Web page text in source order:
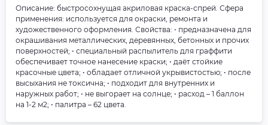
Описание: быстросохнущая акриловая краска-спрей. Сфера
применения: используется для окраски, ремонта и
художественного оформления. Свойства: • предназначена для
окрашивания металлических, деревянных, бетонных и прочих
поверхностей; • специальный распылитель для граффити
обеспечивает точное нанесение краски; • даёт стойкие
красочные цвета; • обладает отличной укрывистостью; • после
высыхания не токсична; • подходит для внутренних и
наружных работ; • не выгорает на солнце; • расход – 1 баллон
на 1-2 м2; • палитра – 62 цвета.